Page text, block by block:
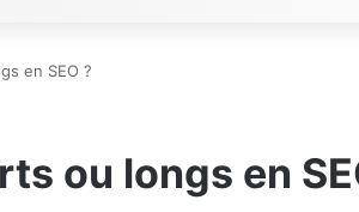
en SEO ?
ou longs en